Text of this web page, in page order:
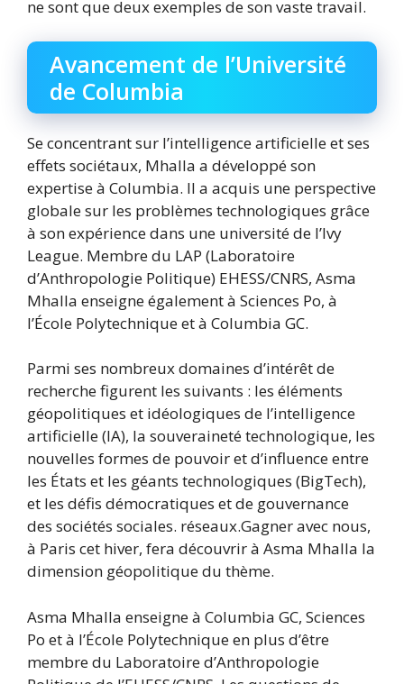
ne sont que deux exemples de son vaste travail.
Avancement de l’Université
de Columbia
Se concentrant sur l’intelligence artificielle et ses
effets sociétaux, Mhalla a développé son
expertise à Columbia. Il a acquis une perspective
globale sur les problèmes technologiques grâce
à son expérience dans une université de l’Ivy
League. Membre du LAP (Laboratoire
d’Anthropologie Politique) EHESS/CNRS, Asma
Mhalla enseigne également à Sciences Po, à
l’École Polytechnique et à Columbia GC.
Parmi ses nombreux domaines d’intérêt de
recherche figurent les suivants : les éléments
géopolitiques et idéologiques de l’intelligence
artificielle (IA), la souveraineté technologique, les
nouvelles formes de pouvoir et d’influence entre
les États et les géants technologiques (BigTech),
et les défis démocratiques et de gouvernance
des sociétés sociales. réseaux.Gagner avec nous,
à Paris cet hiver, fera découvrir à Asma Mhalla la
dimension géopolitique du thème.
Asma Mhalla enseigne à Columbia GC, Sciences
Po et à l’École Polytechnique en plus d’être
membre du Laboratoire d’Anthropologie